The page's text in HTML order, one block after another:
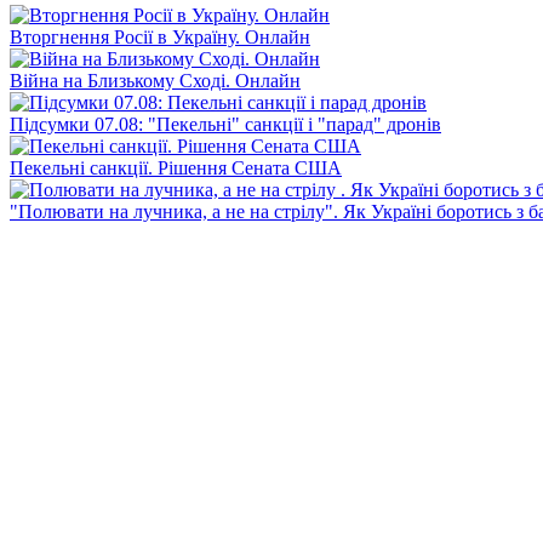
Вторгнення Росії в Україну. Онлайн
Війна на Близькому Сході. Онлайн
Підсумки 07.08: "Пекельні" санкції і "парад" дронів
Пекельні санкції. Рішення Сената США
"Полювати на лучника, а не на стрілу". Як Україні боротись з